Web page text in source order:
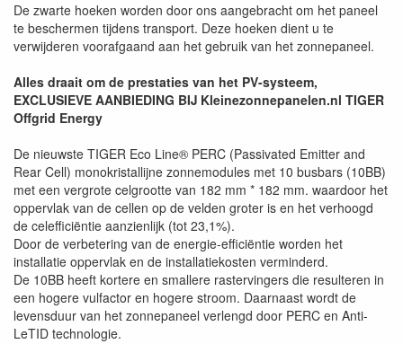
De zwarte hoeken worden door ons aangebracht om het paneel
te beschermen tijdens transport. Deze hoeken dient u te
verwijderen voorafgaand aan het gebruik van het zonnepaneel.
Alles draait om de prestaties van het PV-systeem,
EXCLUSIEVE AANBIEDING BIJ Kleinezonnepanelen.nl TIGER
Offgrid Energy
De nieuwste TIGER Eco Line® PERC (Passivated Emitter and
Rear Cell) monokristallijne zonnemodules met 10 busbars (10BB)
met een vergrote celgrootte van 182 mm * 182 mm. waardoor het
oppervlak van de cellen op de velden groter is en het verhoogd
de celefficiëntie aanzienlijk (tot 23,1%).
Door de verbetering van de energie-efficiëntie worden het
installatie oppervlak en de installatiekosten verminderd.
De 10BB heeft kortere en smallere rastervingers die resulteren in
een hogere vulfactor en hogere stroom. Daarnaast wordt de
levensduur van het zonnepaneel verlengd door PERC en Anti-
LeTID technologie.